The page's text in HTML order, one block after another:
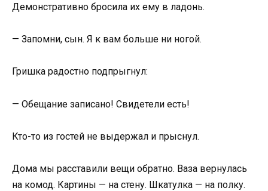
Демонстративно бросила их ему в ладонь.
— Запомни, сын. Я к вам больше ни ногой.
Гришка радостно подпрыгнул:
— Обещание записано! Свидетели есть!
Кто-то из гостей не выдержал и прыснул.
Дома мы расставили вещи обратно. Ваза вернулась
на комод. Картины — на стену. Шкатулка — на полку.